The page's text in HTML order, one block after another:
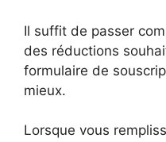
Il suffit de passer
des réductions
formulaire de
mieux.
Lorsque vous